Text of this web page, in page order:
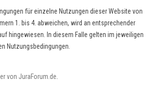
für einzelne Nutzungen dieser Website von
1. bis 4. abweichen, wird an entsprechender
hingewiesen. In diesem Falle gelten im jeweiligen
Nutzungsbedingungen.
von JuraForum.de